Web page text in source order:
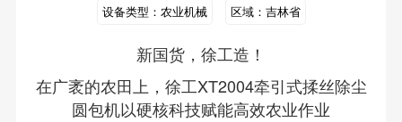
设备类型： 农业机械 区域： 吉林省
新国货，徐工造！
在广袤的农田上，徐工XT2004牵引式揉丝除尘
圆包机以硬核科技赋能高效农业作业